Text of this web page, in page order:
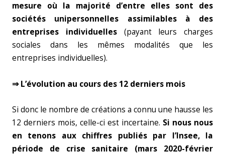
mesure où la majorité d’entre elles sont des
sociétés unipersonnelles assimilables à des
entreprises individuelles(payant leurs charges
sociales dans les mêmes modalités que les
entreprises individuelles).
⇒ L’évolution au cours des 12 derniers mois
Si donc le nombre de créations a connu une hausse les
12 derniers mois, celle-ci est incertaine. Si nous nous
en tenons aux chiffres publiés par l’Insee, la
période de crise sanitaire (mars 2020-février